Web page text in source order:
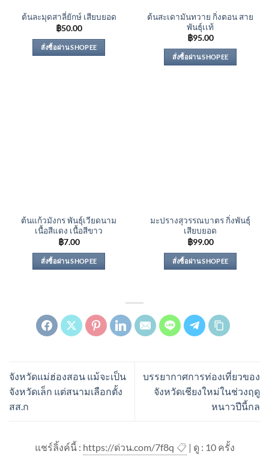
ต้นละมุดสาลี่ยักษ์ เสียบยอด
฿50.00
สั่งซื้อผ่าน SHOPEE
ต้นสะเดามันทวาย กิ่งตอน สาย
พันธุ์เเท้
฿95.00
สั่งซื้อผ่าน SHOPEE
ต้นแก้วมังกร พันธุ์เวียดนาม
เนื้อสีแดง เนื้อสีขาว
฿7.00
สั่งซื้อผ่าน SHOPEE
มะปรางสุวรรณบาตร กิ่งพันธุ์
เสียบยอด
฿99.00
สั่งซื้อผ่าน SHOPEE
จังหวัดแม่ฮ่องสอน แม้จะเป็น
จังหวัดเล็ก แต่สนามเลือกตั้ง
สส.ก
บรรยากาศการท่องเที่ยวของ
จังหวัดเชียงใหม่ในช่วงฤดู
หนาวปีนี้กล
แชร์ลิ้งค์นี้ : https://ด่วน.com/7f8q 📋 | ดู : 10ครั้ง